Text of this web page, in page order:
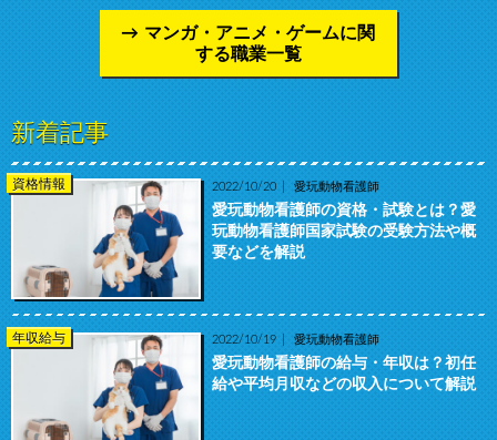
マンガ・アニメ・ゲームに関
する職業一覧
新着記事
資格情報 2022/10/20 愛玩動物看護師
愛玩動物看護師の資格・試験とは？愛
玩動物看護師国家試験の受験方法や概
要などを解説
年収給与 2022/10/19 愛玩動物看護師
愛玩動物看護師の給与・年収は？初任
給や平均月収などの収入について解説